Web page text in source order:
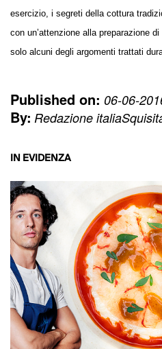
esercizio, i segreti della cottura
con un’attenzione alla preparazione
solo alcuni degli argomenti trattati
Published on: 06-06-
By: Redazione
IN EVIDENZA